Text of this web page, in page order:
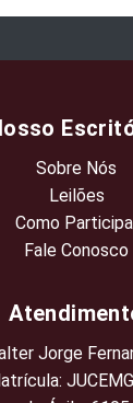
Sobre Nós
Leilões
Como
Fale Conosco
Jorge